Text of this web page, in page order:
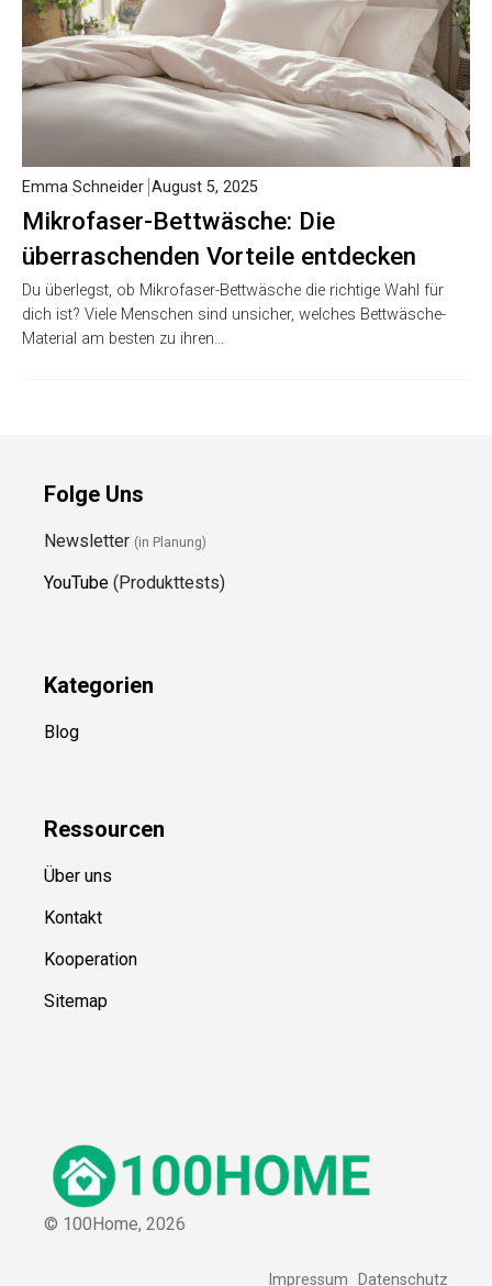
Mikrofaser-Bettwäsche: Die
überraschenden Vorteile entdecken
Emma Schneider August 5, 2025
Du überlegst, ob Mikrofaser-Bettwäsche die richtige Wahl für
dich ist? Viele Menschen sind unsicher, welches Bettwäsche-
Material am besten zu ihren…
Folge Uns
Newsletter (in Planung)
YouTube (Produkttests)
Kategorien
Blog
Ressourcen
Über uns
Kontakt
Kooperation
Sitemap
© 100Home, 2026
Impressum Datenschutz